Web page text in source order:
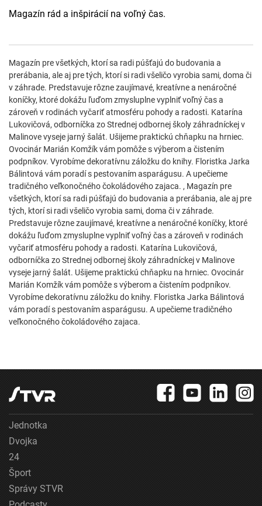
Magazín rád a inšpirácií na voľný čas.
Magazín pre všetkých, ktorí sa radi púšťajú do budovania a
prerábania, ale aj pre tých, ktorí si radi všeličo vyrobia sami, doma či
v záhrade. Predstavuje rôzne zaujímavé, kreatívne a nenáročné
koníčky, ktoré dokážu ľuďom zmysluplne vyplniť voľný čas a
zároveň v rodinách vyčariť atmosféru pohody a radosti. Katarína
Lukovičová, odborníčka zo Strednej odbornej školy záhradníckej v
Malinove vyseje jarný šalát. Ušijeme praktickú chňapku na hrniec.
Ovocinár Marián Komžík vám pomôže s výberom a čistením
podpníkov. Vyrobíme dekoratívnu záložku do knihy. Floristka Jarka
Bálintová vám poradí s pestovaním asparágusu. A upečieme
tradičného veľkonočného čokoládového zajaca. , Magazín pre
všetkých, ktorí sa radi púšťajú do budovania a prerábania, ale aj pre
tých, ktorí si radi všeličo vyrobia sami, doma či v záhrade.
Predstavuje rôzne zaujímavé, kreatívne a nenáročné koníčky, ktoré
dokážu ľuďom zmysluplne vyplniť voľný čas a zároveň v rodinách
vyčariť atmosféru pohody a radosti. Katarína Lukovičová,
odborníčka zo Strednej odbornej školy záhradníckej v Malinove
vyseje jarný šalát. Ušijeme praktickú chňapku na hrniec. Ovocinár
Marián Komžík vám pomôže s výberom a čistením podpníkov.
Vyrobíme dekoratívnu záložku do knihy. Floristka Jarka Bálintová
vám poradí s pestovaním asparágusu. A upečieme tradičného
veľkonočného čokoládového zajaca.
Jednotka
Dvojka
24
Šport
Správy STVR